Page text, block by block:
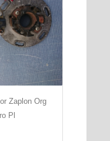
Zaplon Org
Pl